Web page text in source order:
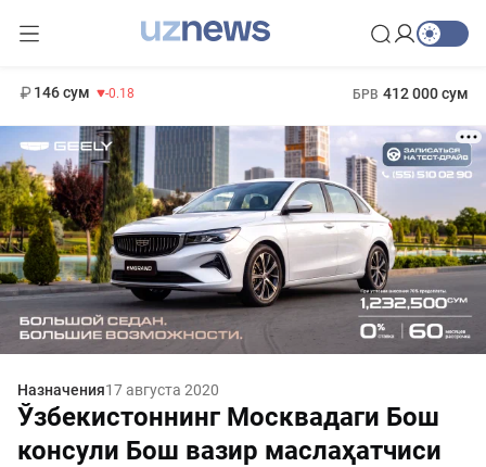
146 сум -0.18 БРВ 412 000 сум
Назначения17 августа 2020
Ўзбекистоннинг Москвадаги Бош
консули Бош вазир маслаҳатчиси